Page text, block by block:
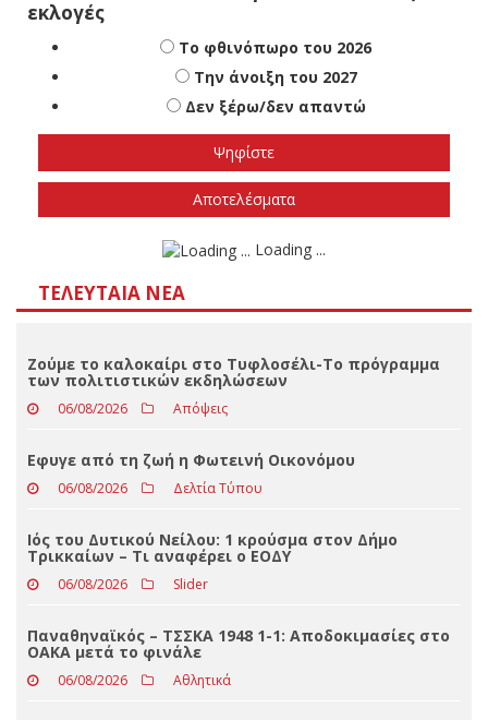
Πότε πιστεύετε ότι θα γίνουν οι εθνικές
εκλογές
Το φθινόπωρο του 2026
Την άνοιξη του 2027
Δεν ξέρω/δεν απαντώ
ΤΕΛΕΥΤΑΊΑ ΝΈΑ
Ζούμε το καλοκαίρι στο Τυφλοσέλι-Το πρόγραμμα
των πολιτιστικών εκδηλώσεων
Eφυγε από τη ζωή η Φωτεινή Οικονόμου
06/08/2026 Δελτία Τύπου
Ιός του Δυτικού Νείλου: 1 κρούσμα στον Δήμο
Τρικκαίων – Τι αναφέρει ο ΕΟΔΥ
06/08/2026 Slider